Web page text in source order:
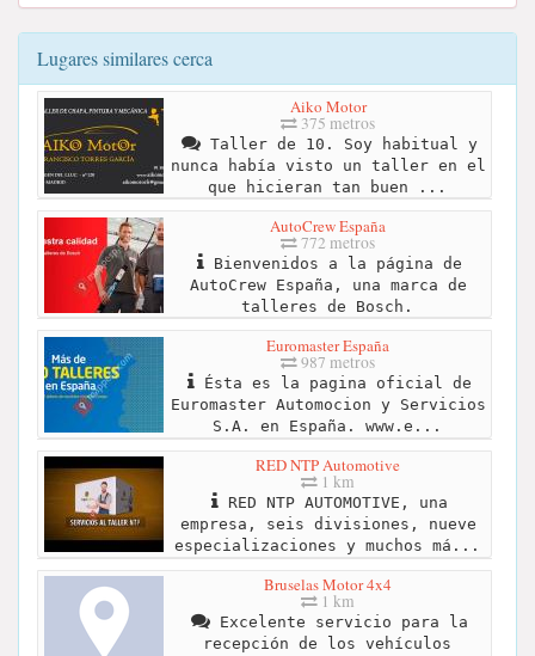
Lugares similares cerca
Aiko Motor
375 metros
Taller de 10. Soy habitual y
nunca había visto un taller en el
que hicieran tan buen ...
AutoCrew España
772 metros
Bienvenidos a la página de
AutoCrew España, una marca de
talleres de Bosch.
Euromaster España
987 metros
Ésta es la pagina oficial de
Euromaster Automocion y Servicios
S.A. en España. www.e...
RED NTP Automotive
1 km
RED NTP AUTOMOTIVE, una
empresa, seis divisiones, nueve
especializaciones y muchos má...
Bruselas Motor 4x4
1 km
Excelente servicio para la
recepción de los vehículos